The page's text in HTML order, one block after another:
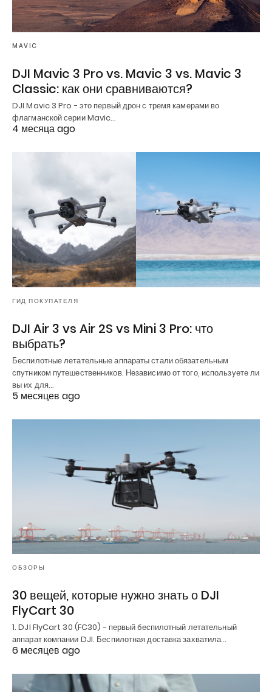
MAVIC
DJI Mavic 3 Pro vs. Mavic 3 vs. Mavic 3
Classic: как они сравниваются?
DJI Mavic 3 Pro - это первый дрон с тремя камерами во
флагманской серии Mavic…
4 месяца ago
ГИД ПОКУПАТЕЛЯ
DJI Air 3 vs Air 2S vs Mini 3 Pro: что
выбрать?
Беспилотные летательные аппараты стали обязательным
спутником путешественников. Независимо от того, используете ли
вы их для…
5 месяцев ago
ОБЗОРЫ
30 вещей, которые нужно знать о DJI
FlyCart 30
1. DJI FlyCart 30 (FC30) - первый беспилотный летательный
аппарат компании DJI. Беспилотная доставка захватила…
6 месяцев ago